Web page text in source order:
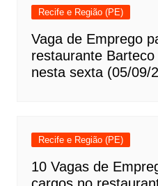
Recife e Região (PE)
Vaga de Emprego
restaurante
nesta sexta (05/09/
Recife e Região (PE)
10 Vagas de